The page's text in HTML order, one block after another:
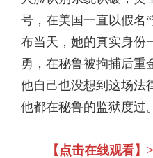
号，在美国一直以假名
布当天，她的真实身份
勇，在秘鲁被拘捕后重
他自己也没想到这场法
他都在秘鲁的监狱度过。
【点击在线观看